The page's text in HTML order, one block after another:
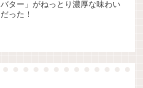
バター」がねっとり濃厚な味わい
だった！